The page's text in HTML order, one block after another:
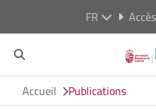
FR
Accueil Publications